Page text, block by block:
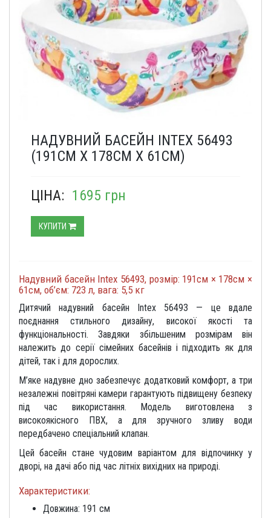
НАДУВНИЙ БАСЕЙН INTEX 56493
(191СМ Х 178СМ Х 61СМ)
ЦІНА: 1695 грн
КУПИТИ
Надувний басейн Intex 56493, розмір: 191см × 178см ×
61см, об’єм: 723 л, вага: 5,5 кг
Дитячий надувний басейн Intex 56493 — це вдале
поєднання стильного дизайну, високої якості та
функціональності. Завдяки збільшеним розмірам він
належить до серії сімейних басейнів і підходить як для
дітей, так і для дорослих.
М’яке надувне дно забезпечує додатковий комфорт, а три
незалежні повітряні камери гарантують підвищену безпеку
під час використання. Модель виготовлена з
високоякісного ПВХ, а для зручного зливу води
передбачено спеціальний клапан.
Цей басейн стане чудовим варіантом для відпочинку у
дворі, на дачі або під час літніх вихідних на природі.
Характеристики:
Довжина: 191 см